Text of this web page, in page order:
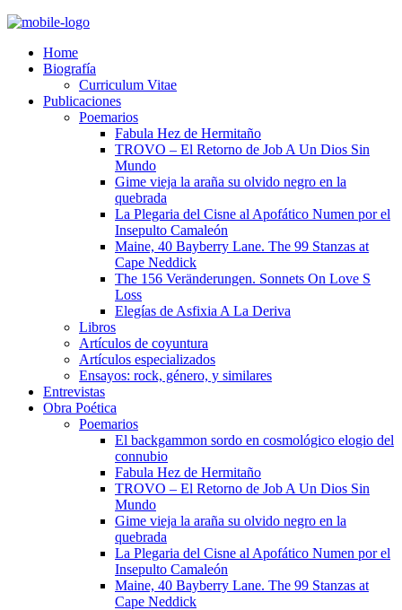
Home
Biografía
Curriculum Vitae​
Publicaciones
Poemarios
Fabula Hez de Hermitaño
TROVO – El Retorno de Job A Un Dios Sin
Mundo
Gime vieja la araña su olvido negro en la
quebrada
La Plegaria del Cisne al Apofático Numen por el
Insepulto Camaleón
Maine, 40 Bayberry Lane. The 99 Stanzas at
Cape Neddick
The 156 Veränderungen. Sonnets On Love S
Loss
Elegías de Asfixia A La Deriva
Libros
Artículos de coyuntura
Artículos especializados
Ensayos: rock, género, y similares
Entrevistas
Obra Poética
Poemarios
El backgammon sordo en cosmológico elogio del
connubio
Fabula Hez de Hermitaño
TROVO – El Retorno de Job A Un Dios Sin
Mundo
Gime vieja la araña su olvido negro en la
quebrada
La Plegaria del Cisne al Apofático Numen por el
Insepulto Camaleón
Maine, 40 Bayberry Lane. The 99 Stanzas at
Cape Neddick